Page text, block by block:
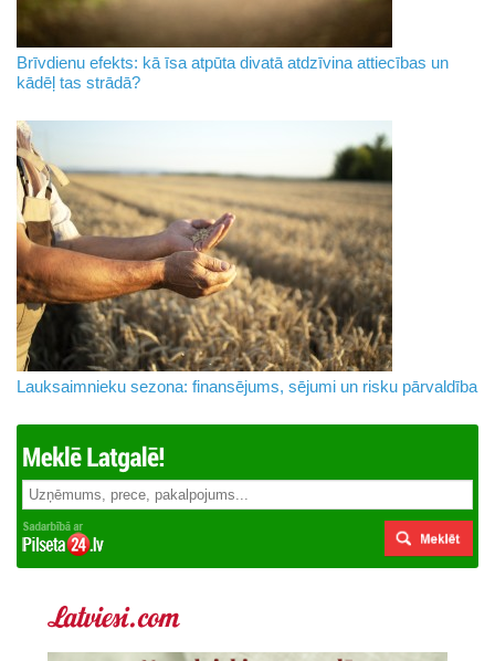
Brīvdienu efekts: kā īsa atpūta divatā atdzīvina attiecības un
kādēļ tas strādā?
Lauksaimnieku sezona: finansējums, sējumi un risku pārvaldība